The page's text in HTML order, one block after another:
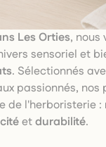
Les Orties, nous
sensoriel et
. Sélectionnés
passionnés, nos
de l'herboristerie :
etdurabilité.